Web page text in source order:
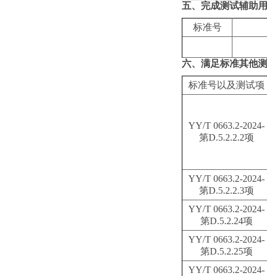
五、完成测试辅助
标准号
六、满足标准其他
标准号以及测试项
YY/T 0663.2-2024-
第D.5.2.2.2项
YY/T 0663.2-2024-
第D.5.2.2.3项
YY/T 0663.2-2024-
第D.5.2.24项
YY/T 0663.2-2024-
第D.5.2.25项
YY/T 0663.2-2024-